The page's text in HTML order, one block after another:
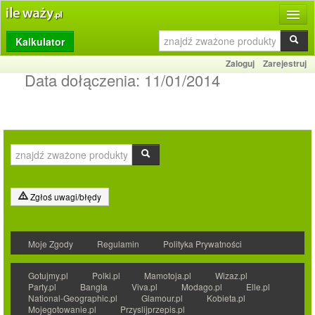
Produkty
Dziennik
Porównywarka
Porady
Słownik
Kontakt
Kalkulator
Zaloguj Zarejestruj
Data dołączenia:11/01/2014
Zgłoś uwagi/błędy
Moje Zgody Regulamin Polityka Prywatności
Gotujmy.pl Polki.pl Mamotoja.pl
Wizaz.pl
Party.pl
Bangla Viva.pl Modago.pl
Elle.pl
National-Geographic.pl
Glamour.pl
Kobieta.pl
Mojegotowanie.pl
Przyslijprzepis.pl